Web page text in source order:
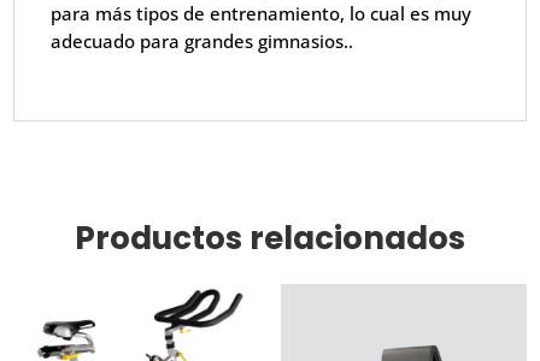
para más tipos de entrenamiento, lo cual es muy
adecuado para grandes gimnasios..
Productos relacionados